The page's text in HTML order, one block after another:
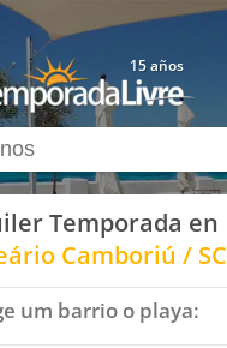
15 años
Temporada en
Camboriú / SC
um barrio o playa: